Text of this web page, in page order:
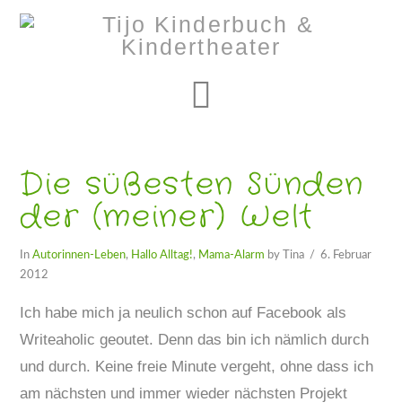
Die süßesten Sünden
der (meiner) Welt
InAutorinnen-Leben, Hallo Alltag!, Mama-Alarm by Tina
6. Februar
2012
Ich habe mich ja neulich schon auf Facebook als
Writeaholic geoutet. Denn das bin ich nämlich durch
und durch. Keine freie Minute vergeht, ohne dass ich
am nächsten und immer wieder nächsten Projekt